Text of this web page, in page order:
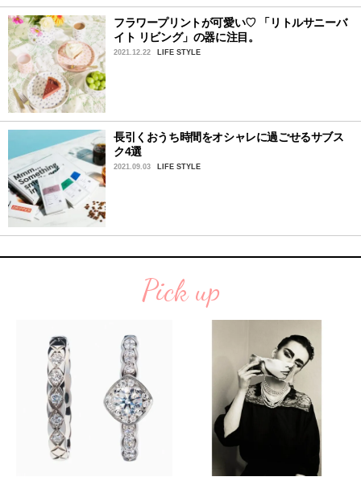
フラワープリントが可愛い♡ 「リトルサニーバ
イト リビング」の器に注目。
2021.12.22 LIFE STYLE
長引くおうち時間をオシャレに過ごせるサブス
ク4選
2021.09.03 LIFE STYLE
Pick up